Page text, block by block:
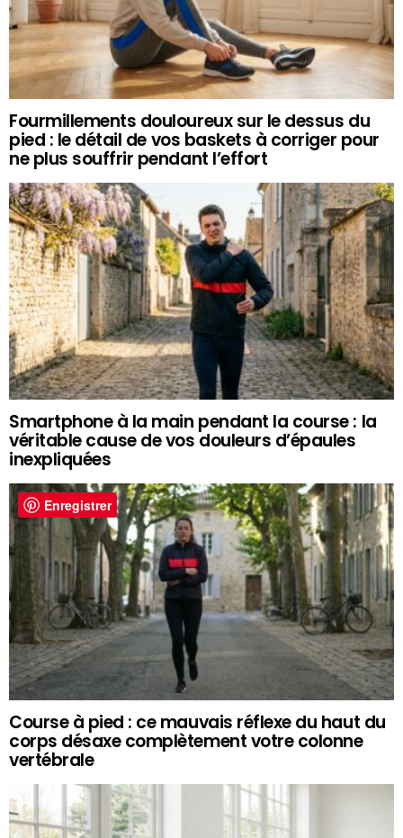
Fourmillements douloureux sur le dessus du
pied : le détail de vos baskets à corriger pour
ne plus souffrir pendant l’effort
Smartphone à la main pendant la course : la
véritable cause de vos douleurs d’épaules
inexpliquées
Course à pied : ce mauvais réflexe du haut du
corps désaxe complètement votre colonne
vertébrale
Enregistrer